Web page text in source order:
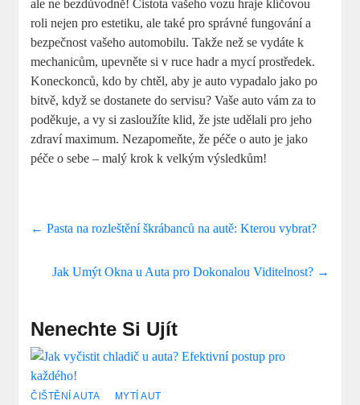
ale ne bezdůvodně! Čistota vašeho vozu hraje klíčovou
roli nejen pro estetiku, ale také pro správné fungování a
bezpečnost vašeho automobilu. Takže než se vydáte k
mechanicům, upevněte si v ruce hadr a mycí prostředek.
Koneckonců, kdo by chtěl, aby je auto vypadalo jako po
bitvě, když se dostanete do servisu? Vaše auto vám za to
poděkuje, a vy si zasloužíte klid, že jste udělali pro jeho
zdraví maximum. Nezapomeňte, že péče o auto je jako
péče o sebe – malý krok k velkým výsledkům!
← Pasta na rozleštění škrábanců na autě: Kterou vybrat?
Jak Umýt Okna u Auta pro Dokonalou Viditelnost? →
Nenechte Si Ujít
ČIŠTĚNÍ AUTA MYTÍ AUT